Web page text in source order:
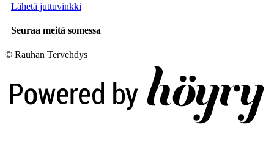
Lähetä juttuvinkki
Seuraa meitä somessa
© Rauhan Tervehdys